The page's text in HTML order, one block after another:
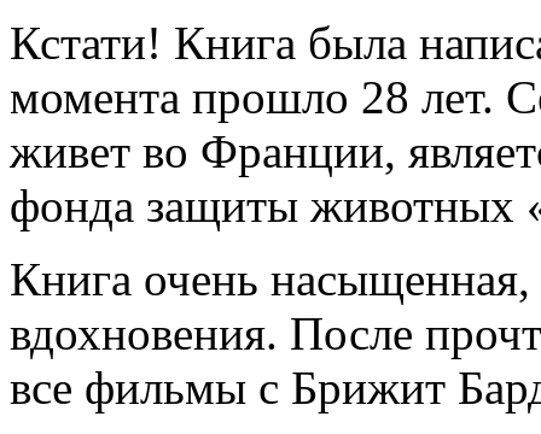
Кстати! Книга была
момента прошло 28 лет.
живет во Франции,
фонда защиты животных
Книга очень насыщенная,
вдохновения. После
все фильмы с Брижит